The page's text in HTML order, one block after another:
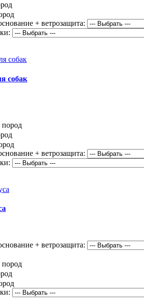
+ ветрозащита:
собак
пород
+ ветрозащита:
+ ветрозащита:
пород